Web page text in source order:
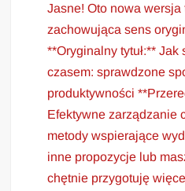
Jasne! Oto nowa wersja
zachowująca sens
**Oryginalny tytuł:**
czasem: sprawdzone
produktywności
Efektywne zarządzanie
metody wspierające
inne propozycje lub
chętnie przygotuję